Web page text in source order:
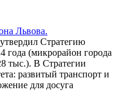
Львова.
Стратегию
года (микрорайон города
тыс.). В Стратегии
развитый транспорт и
для досуга